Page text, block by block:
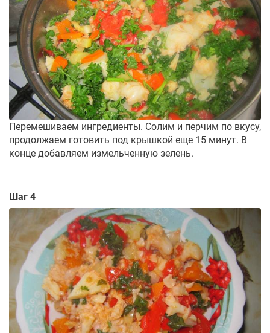
Перемешиваем ингредиенты. Солим и перчим по вкусу,
продолжаем готовить под крышкой еще 15 минут. В
конце добавляем измельченную зелень.
Шаг 4